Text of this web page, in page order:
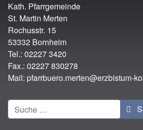
Kath. Pfarrgemeinde
St. Martin Merten
Rochusstr. 15
53332 Bornheim
Tel.: 02227 3420
Fax.: 02227 830278
Mail: pfarrbuero.merten@erzbistum-
Suchen